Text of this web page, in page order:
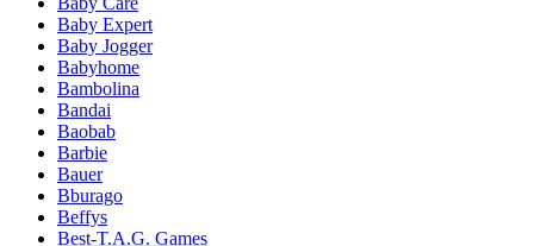
Baby Expert
Baby Jogger
Babyhome
Bambolina
Bandai
Baobab
Barbie
Bauer
Bburago
Beffys
Best-T.A.G. Games